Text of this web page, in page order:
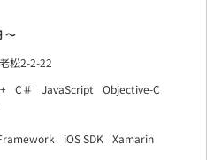
〜
松2-2-22
C＃ JavaScript
Objective-C
iOS SDK Xamarin